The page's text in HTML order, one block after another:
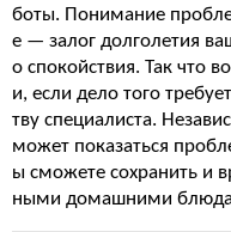
боты. Понимание
е — залог долголетия
о спокойствия. Так что
и, если дело того
тву специалиста.
может показаться
ы сможете сохранить и
ными домашними